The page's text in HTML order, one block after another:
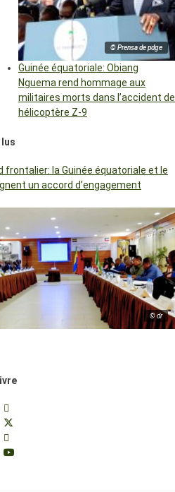
© Prensa de pdge
Guinée équatoriale: Obiang
Nguema rend hommage aux
militaires morts dans l’accident de
hélicoptère Z-9
lus
frontalier: la Guinée équatoriale et le
un accord d’engagement
© dr